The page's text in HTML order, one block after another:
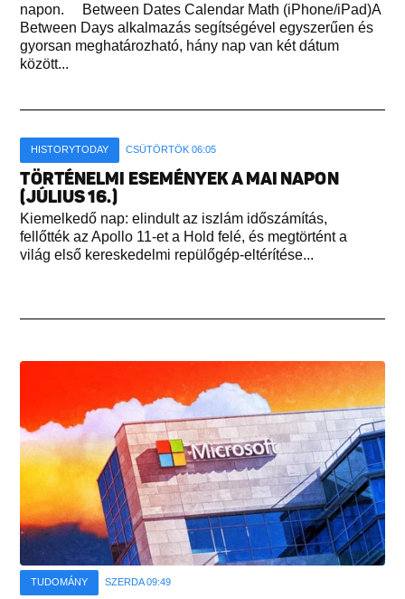
napon. Between Dates Calendar Math (iPhone/iPad)A
Between Days alkalmazás segítségével egyszerűen és
gyorsan meghatározható, hány nap van két dátum
között...
HISTORYTODAY CSÜTÖRTÖK 06:05
TÖRTÉNELMI ESEMÉNYEK A MAI NAPON
(JÚLIUS 16.)
Kiemelkedő nap: elindult az iszlám időszámítás,
fellőtték az Apollo 11-et a Hold felé, és megtörtént a
világ első kereskedelmi repülőgép-eltérítése...
TUDOMÁNY SZERDA 09:49